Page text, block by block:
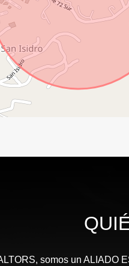
somos un ALIADO